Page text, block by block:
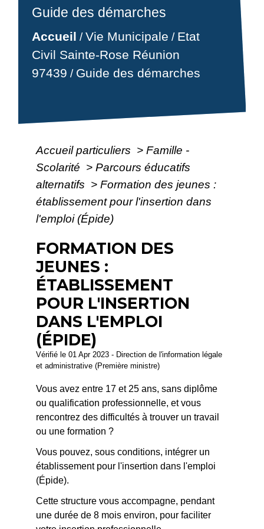
Guide des démarches
Accueil /Vie Municipale / Etat
Civil Sainte-Rose Réunion
97439 / Guide des démarches
Accueil particuliers > Famille -
Scolarité > Parcours éducatifs
alternatifs > Formation des jeunes :
établissement pour l'insertion dans
l'emploi (Épide)
FORMATION DES
JEUNES :
ÉTABLISSEMENT
POUR L'INSERTION
DANS L'EMPLOI
(ÉPIDE)
Vérifié le 01 Apr 2023 - Direction de l'information légale
et administrative (Première ministre)
Vous avez entre 17 et 25 ans, sans diplôme
ou qualification professionnelle, et vous
rencontrez des difficultés à trouver un travail
ou une formation ?
Vous pouvez, sous conditions, intégrer un
établissement pour l'insertion dans l'emploi
(Épide).
Cette structure vous accompagne, pendant
une durée de 8 mois environ, pour faciliter